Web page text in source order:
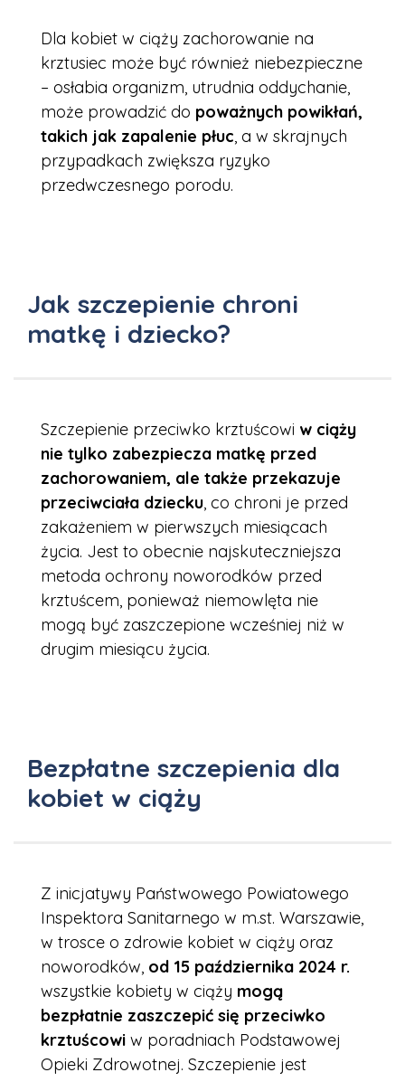
Dla kobiet w ciąży zachorowanie na
krztusiec może być również niebezpieczne
– osłabia organizm, utrudnia oddychanie,
może prowadzić do poważnych powikłań,
takich jak zapalenie płuc, a w skrajnych
przypadkach zwiększa ryzyko
przedwczesnego porodu.
Jak szczepienie chroni
matkę i dziecko?
Szczepienie przeciwko krztuścowi w ciąży
nie tylko zabezpiecza matkę przed
zachorowaniem, ale także przekazuje
przeciwciała dziecku, co chroni je przed
zakażeniem w pierwszych miesiącach
życia. Jest to obecnie najskuteczniejsza
metoda ochrony noworodków przed
krztuścem, ponieważ niemowlęta nie
mogą być zaszczepione wcześniej niż w
drugim miesiącu życia.
Bezpłatne szczepienia dla
kobiet w ciąży
Z inicjatywy Państwowego Powiatowego
Inspektora Sanitarnego w m.st. Warszawie,
w trosce o zdrowie kobiet w ciąży oraz
noworodków, od 15 października 2024 r.
wszystkie kobiety w ciąży mogą
bezpłatnie zaszczepić się przeciwko
krztuścowi w poradniach Podstawowej
Opieki Zdrowotnej. Szczepienie jest